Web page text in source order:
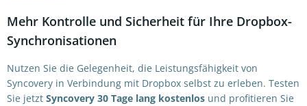
Mehr Kontrolle und Sicherheit für Ihre Dropbox-
Synchronisationen
Nutzen Sie die Gelegenheit, die Leistungsfähigkeit von
Syncovery in Verbindung mit Dropbox selbst zu erleben. Testen
Sie jetzt Syncovery 30 Tage lang kostenlos und profitieren Sie